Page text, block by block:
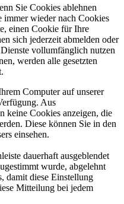
Sie Cookies ablehnen
immer wieder nach Cookies
einen Cookie für Ihre
sich jederzeit abmelden oder
vollumfänglich nutzen
werden alle gesetzten
Computer auf unserer
Aus
keine Cookies anzeigen, die
Diese können Sie in den
einsehen.
dauerhaft ausgeblendet
wurde, abgelehnt
damit diese Einstellung
Mitteilung bei jedem